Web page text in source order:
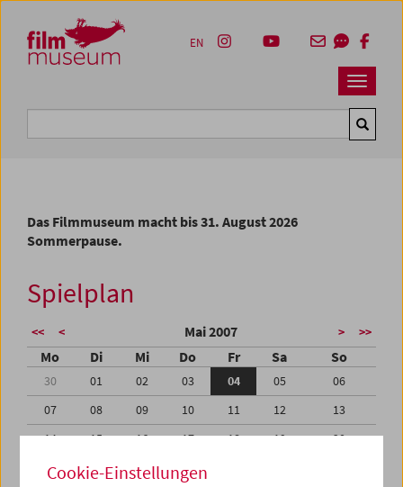
Zum Inhalt
Zum Hauptmenü
Zur Servicenavigation
Zum Suche
Navbar
EN
Das Filmmuseum macht bis 31. August 2026
Sommerpause.
Spielplan
<< < Mai 2007 > >>
Mo Di Mi Do Fr Sa So
30 01 02 03 04 05
06
07
08 09 10 11 12
13
14
15 16 17 18 19
20
21
22 23 24
Cookie-Einstellungen